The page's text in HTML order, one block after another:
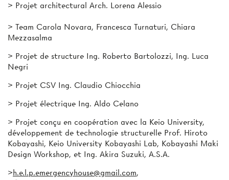
> Projet architectura l Arch. Lorena Alessio
> Team Carola Novara, Francesca Turnaturi, Chiara
Mezzasalma
> Projet de structure Ing. Roberto Bartolozzi, Ing. Luca
Negri
> Projet CSV Ing. Claudio Chiocchia
> Projet électrique Ing. Aldo Celano
> Projet conçu en coopération avec la Keio University,
développement de technologie structurelle Prof. Hiroto
Kobayashi, Keio University Kobayashi Lab, Kobayashi Maki
Design Workshop, et Ing. Akira Suzuki, A.S.A.
>h.e.l.p.emergencyhouse@gmail.com,